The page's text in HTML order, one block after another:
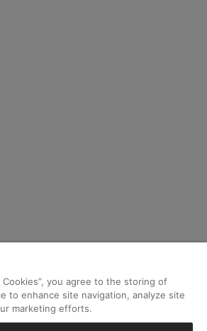
Cookies”, you agree to the storing of
to enhance site navigation, analyze site
marketing efforts.